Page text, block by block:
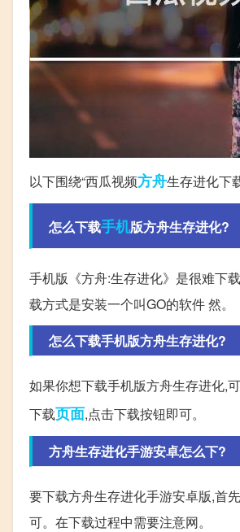
以下围绕“西瓜视频方舟生存进化下
怎么下载手机版方舟生存进化?
手机版《方舟:生存进化》是很难下
载方式是安装一个叫GO的软件 然。
怎么下载手机版方舟生存进化?
如果你想下载手机版方舟生存进化,
下载页面,点击下载按钮即可。
方舟生存进化手游安卓怎么下?
要下载方舟生存进化手游安卓版,首
可。在下载过程中需要注意网。